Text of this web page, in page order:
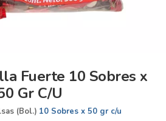
Fuerte 10 Sobres x
Gr C/U
(Bol.) 10 Sobres x 50 gr c/u